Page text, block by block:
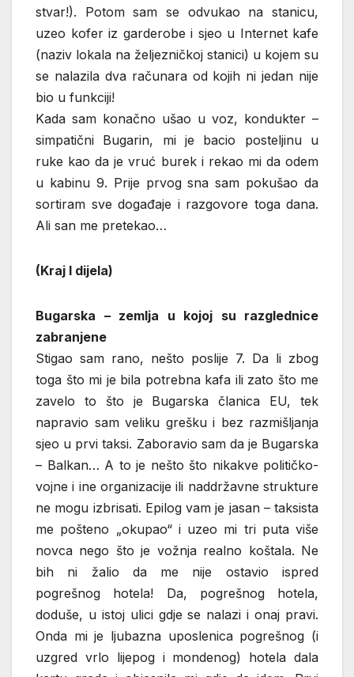
stvar!). Potom sam se odvukao na stanicu,
uzeo kofer iz garderobe i sjeo u Internet kafe
(naziv lokala na željezničkoj stanici) u kojem su
se nalazila dva računara od kojih ni jedan nije
bio u funkciji!
Kada sam konačno ušao u voz, kondukter –
simpatični Bugarin, mi je bacio posteljinu u
ruke kao da je vruć burek i rekao mi da odem
u kabinu 9. Prije prvog sna sam pokušao da
sortiram sve događaje i razgovore toga dana.
Ali san me pretekao…
(Kraj I dijela)
Bugarska – zemlja u kojoj su razglednice
zabranjene
Stigao sam rano, nešto poslije 7. Da li zbog
toga što mi je bila potrebna kafa ili zato što me
zavelo to što je Bugarska članica EU, tek
napravio sam veliku grešku i bez razmišljanja
sjeo u prvi taksi. Zaboravio sam da je Bugarska
– Balkan… A to je nešto što nikakve političko-
vojne i ine organizacije ili naddržavne strukture
ne mogu izbrisati. Epilog vam je jasan – taksista
me pošteno „okupao“ i uzeo mi tri puta više
novca nego što je vožnja realno koštala. Ne
bih ni žalio da me nije ostavio ispred
pogrešnog hotela! Da, pogrešnog hotela,
doduše, u istoj ulici gdje se nalazi i onaj pravi.
Onda mi je ljubazna uposlenica pogrešnog (i
uzgred vrlo lijepog i mondenog) hotela dala